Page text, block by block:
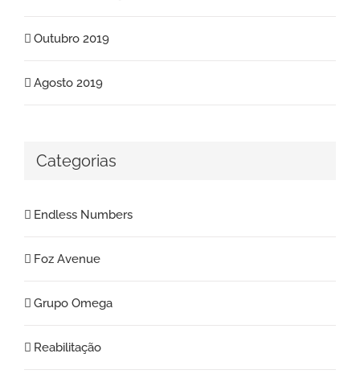
Outubro 2019
Agosto 2019
Categorias
Endless Numbers
Foz Avenue
Grupo Omega
Reabilitação